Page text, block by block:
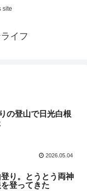
site
イフ
の登山で日光白根
2026.05.04
り。とうとう両神
登ってきた